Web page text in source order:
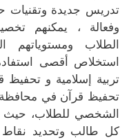
تدريس جديدة وتقنيات
وفعالة ، يمكنهم
الطلاب ومستوياتهم
استخلاص أقصى
تربية إسلامية و تحفيظ
تحفيظ قرآن في محافظة
الشخصي للطلاب، حيث
كل طالب وتحديد